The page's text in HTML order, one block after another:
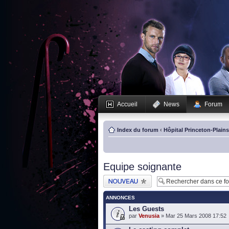
Accueil News Forum
Index du forum ‹ Hôpital Princeton-
Equipe soignante
Publier un nouveau
sujet
ANNONCES
Les Guests
par Venusia » Mar 25 Mars 2008 17:52